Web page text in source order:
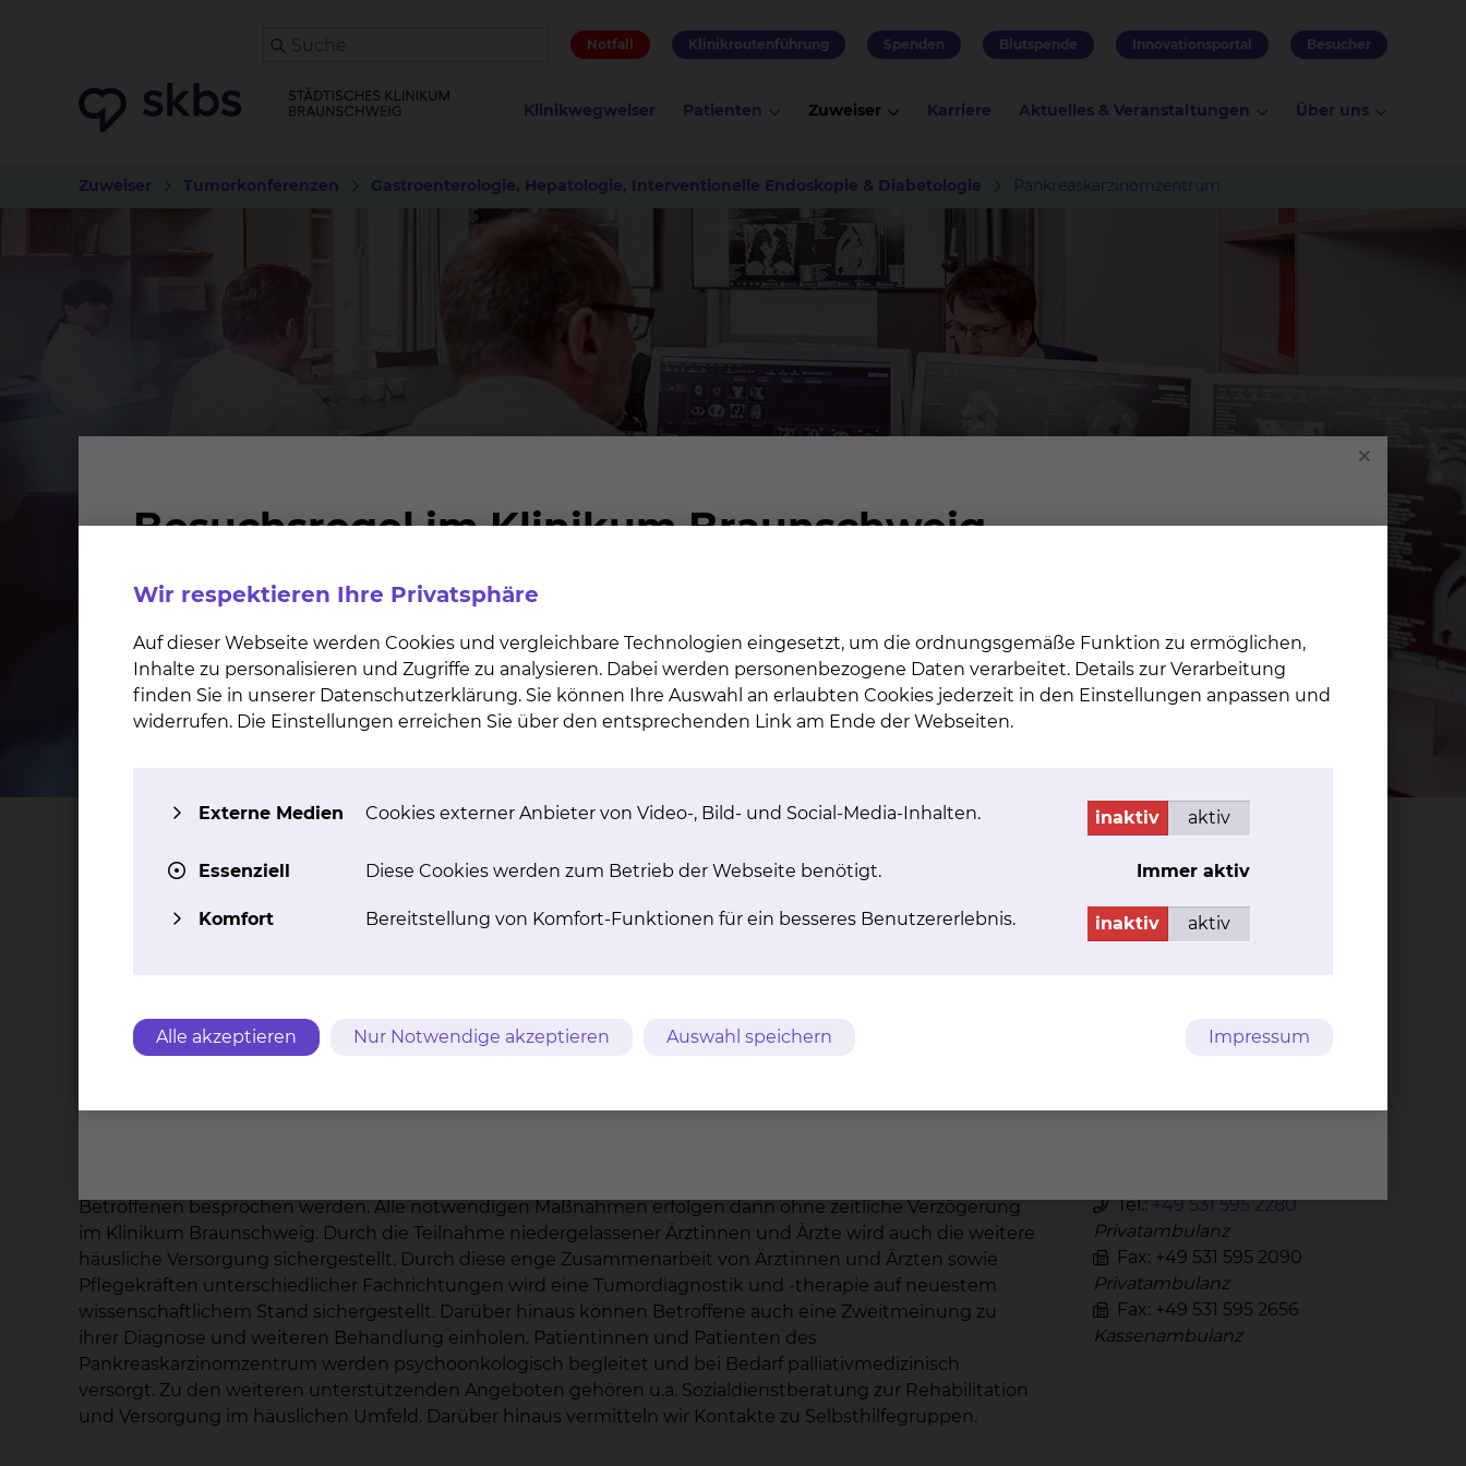
Notfall Klinikroutenführung Spenden Blutspende Innovationsportal Besucher
Klinikwegweiser Patienten Zuweiser Karriere Aktuelles & Veranstaltungen Über uns
Zuweiser Tumorkonferenzen Gastroenterologie, Hepatologie, Interventionelle Endoskopie & Diabetologie Pankreaskarzinomzentrum
Studien Leistungsangebot Leitlinienprogramm Onkologie Ansprechpartner Kliniken, Abteilungen & Partner
Braunschweig
Tel.:+49 531 595 2280
Privatambulanz
Fax: +49 531 595 2090
Privatambulanz
Fax: +49 531 595 2656
Kassenambulanz
Umfassend versorgt durch enge
Das Pankreaskarzinomzentrum ist ein hoch qualifiziertes Zentrum für die Prävention, Früherkennung,
Diagnostik und Therapie von unterschiedlichen Krebserkrankungen im Bauchraum. Zusammen mit dem
Betroffenen besprochen werden. Alle notwendigen Maßnahmen erfolgen dann ohne zeitliche Verzögerung
im Klinikum Braunschweig. Durch die Teilnahme niedergelassener Ärztinnen und Ärzte wird auch die weitere
häusliche Versorgung sichergestellt. Durch diese enge Zusammenarbeit von Ärztinnen und Ärzten sowie
Pflegekräften unterschiedlicher Fachrichtungen wird eine Tumordiagnostik und -therapie auf neuestem
wissenschaftlichem Stand sichergestellt. Darüber hinaus können Betroffene auch eine Zweitmeinung zu
ihrer Diagnose und weiteren Behandlung einholen. Patientinnen und Patienten des
Pankreaskarzinomzentrum werden psychoonkologisch begleitet und bei Bedarf palliativmedizinisch
versorgt. Zu den weiteren unterstützenden Angeboten gehören u.a. Sozialdienstberatung zur Rehabilitation
und Versorgung im häuslichen Umfeld. Darüber hinaus vermitteln wir Kontakte zu Selbsthilfegruppen.
Wir respektieren Ihre Privatsphäre
Auf dieser Webseite werden Cookies und vergleichbare Technologien eingesetzt, um die ordnungsgemäße Funktion zu ermöglichen,
Inhalte zu personalisieren und Zugriffe zu analysieren. Dabei werden personenbezogene Daten verarbeitet. Details zur Verarbeitung
finden Sie in unserer Datenschutzerklärung. Sie können Ihre Auswahl an erlaubten Cookies jederzeit in den Einstellungen anpassen und
widerrufen. Die Einstellungen erreichen Sie über den entsprechenden Link am Ende der Webseiten.
Externe Medien Cookies externer Anbieter von Video-, Bild- und Social-Media-Inhalten. inaktiv aktiv
Essenziell Diese Cookies werden zum Betrieb der Webseite benötigt. Immer aktiv
Komfort Bereitstellung von Komfort-Funktionen für ein besseres Benutzererlebnis. inaktiv aktiv
Alle akzeptieren Nur Notwendige akzeptieren Auswahl speichern Impressum